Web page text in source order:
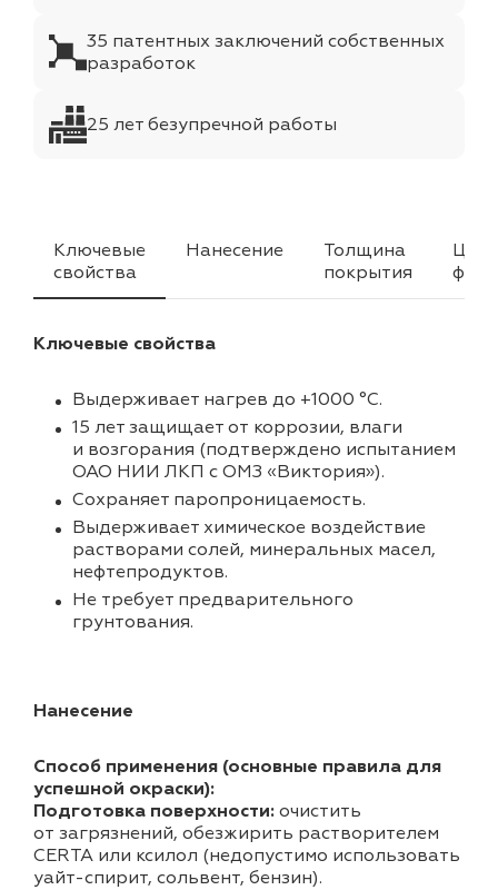
35 патентных заключений собственных
разработок
25 лет безупречной работы
Ключевые
свойства
Нанесение
Толщина
покрытия
Ключевые свойства
Выдерживает нагрев до +1000 °C.
15 лет защищает от коррозии, влаги
и возгорания (подтверждено испытанием
ОАО НИИ ЛКП с ОМЗ «Виктория»).
Cохраняет паропроницаемость.
Выдерживает химическое воздействие
растворами солей, минеральных масел,
нефтепродуктов.
Не требует предварительного
грунтования.
Нанесение
Способ применения (основные правила для
успешной окраски):
Подготовка поверхности: очистить
от загрязнений, обезжирить растворителем
CERTA или ксилол (недопустимо использовать
уайт-спирит, сольвент, бензин).